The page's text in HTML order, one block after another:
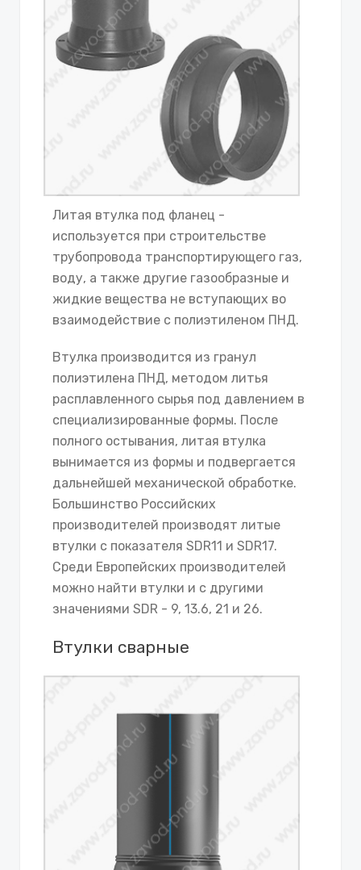
Литая втулка под фланец -
используется при строительстве
трубопровода транспортирующего газ,
воду, а также другие газообразные и
жидкие вещества не вступающих во
взаимодействие с полиэтиленом ПНД.
Втулка производится из гранул
полиэтилена ПНД, методом литья
расплавленного сырья под давлением в
специализированные формы. После
полного остывания, литая втулка
вынимается из формы и подвергается
дальнейшей механической обработке.
Большинство Российских
производителей производят литые
втулки с показателя SDR11 и SDR17.
Среди Европейских производителей
можно найти втулки и с другими
значениями SDR - 9, 13.6, 21 и 26.
Втулки сварные